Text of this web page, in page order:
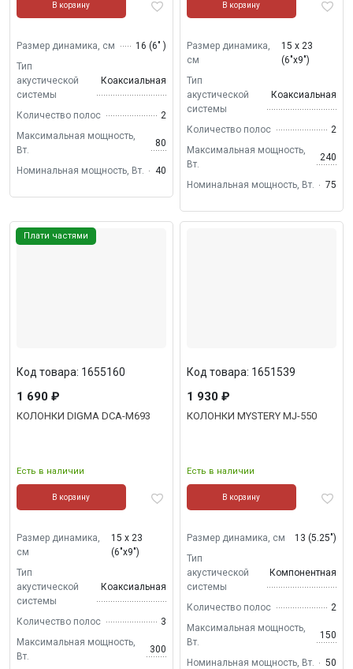
В корзину
Размер динамика, см
16 (6" )
Тип
акустической
системы
Коаксиальная
Количество полос
2
Максимальная мощность,
Вт.
80
Номинальная мощность, Вт. 40
В корзину
Размер динамика,
см
15 х 23
(6"х9")
Тип
акустической
системы
Коаксиальная
Количество полос
2
Максимальная мощность,
Вт.
240
Номинальная мощность, Вт. 75
Плати частями
КОЛОНКИ DIGMA DCA-M693
Есть в наличии
Код товара: 1655160
1 690 ₽
В корзину
Размер динамика,
см
15 х 23
(6"х9")
Тип
акустической
системы
Коаксиальная
Количество полос
3
Максимальная мощность,
Вт.
300
КОЛОНКИ MYSTERY MJ-550
Есть в наличии
Код товара: 1651539
1 930 ₽
В корзину
Размер динамика, см
13 (5.25")
Тип
акустической
системы
Компонентная
Количество полос
2
Максимальная мощность,
Вт.
150
Номинальная мощность, Вт. 50